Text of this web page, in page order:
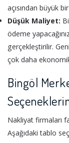
açısından büyük
Düşük Maliyet:
ödeme
gerçekleştirilir.
çok daha
Bingöl
Nakliyat firmaları
Aşağıdaki tablo